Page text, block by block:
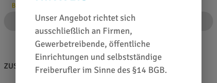
Bitte Anzahl angeben
IN DEN WARENKORB
ZUSATZINFOS BERATEN LASSEN
Unser Angebot richtet sich
ausschließlich an Firmen,
Gewerbetreibende, öffentliche
Einrichtungen und selbstständige
Freiberufler im Sinne des §14 BGB.